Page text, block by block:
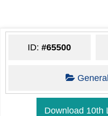
ID:#65500
Download 10th